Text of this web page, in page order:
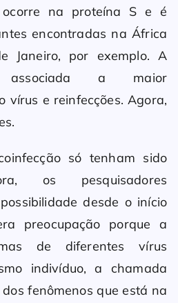
na proteína S e é
encontradas na África
Janeiro, por exemplo. A
a maior
vírus e reinfecções. Agora,
só tenham sido
os pesquisadores
desde o início
preocupação porque a
de diferentes vírus
indivíduo, a chamada
fenômenos que está na